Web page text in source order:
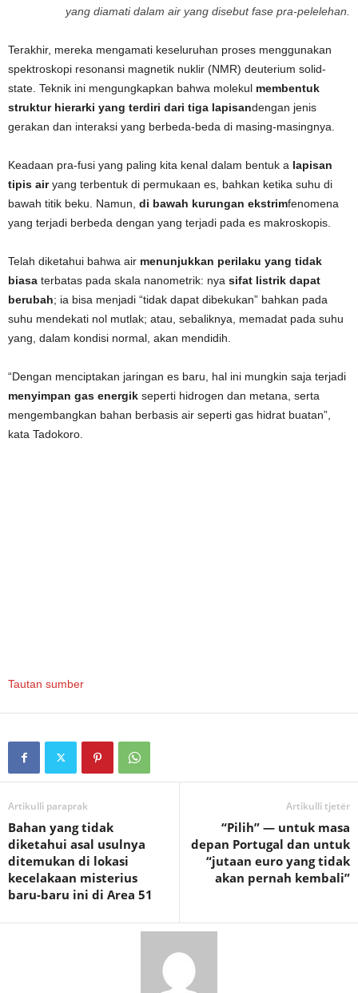
yang diamati dalam air yang disebut fase pra-pelelehan.
Terakhir, mereka mengamati keseluruhan proses menggunakan
spektroskopi resonansi magnetik nuklir (NMR) deuterium solid-
state. Teknik ini mengungkapkan bahwa molekul membentuk
struktur hierarki yang terdiri dari tiga lapisandengan jenis
gerakan dan interaksi yang berbeda-beda di masing-masingnya.
Keadaan pra-fusi yang paling kita kenal dalam bentuk a lapisan
tipis airyang terbentuk di permukaan es, bahkan ketika suhu di
bawah titik beku. Namun, di bawah kurungan ekstrimfenomena
yang terjadi berbeda dengan yang terjadi pada es makroskopis.
Telah diketahui bahwa air menunjukkan perilaku yang tidak
biasa terbatas pada skala nanometrik: nya sifat listrik dapat
berubah; ia bisa menjadi “tidak dapat dibekukan” bahkan pada
suhu mendekati nol mutlak; atau, sebaliknya, memadat pada suhu
yang, dalam kondisi normal, akan mendidih.
“Dengan menciptakan jaringan es baru, hal ini mungkin saja terjadi
menyimpan gas energik seperti hidrogen dan metana, serta
mengembangkan bahan berbasis air seperti gas hidrat buatan”,
kata Tadokoro.
Tautan sumber
Artikulli paraprak
Bahan yang tidak
diketahui asal usulnya
ditemukan di lokasi
kecelakaan misterius
baru-baru ini di Area 51
Artikulli tjetër
“Pilih” — untuk masa
depan Portugal dan untuk
“jutaan euro yang tidak
akan pernah kembali”